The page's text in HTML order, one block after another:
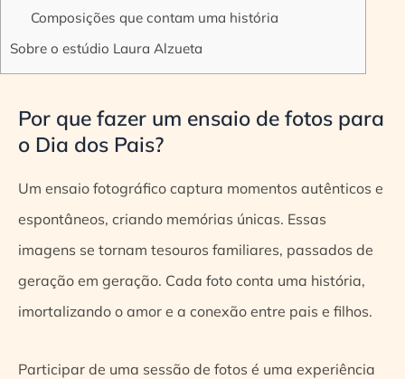
Composições que contam uma história
Sobre o estúdio Laura Alzueta
Por que fazer um ensaio de fotos para
o Dia dos Pais?
Um ensaio fotográfico captura momentos autênticos e
espontâneos, criando memórias únicas. Essas
imagens se tornam tesouros familiares, passados de
geração em geração. Cada foto conta uma história,
imortalizando o amor e a conexão entre pais e filhos.
Participar de uma sessão de fotos é uma experiência